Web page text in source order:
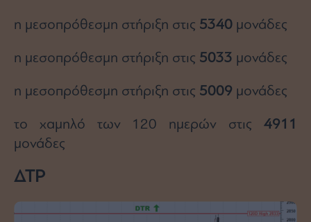
η μεσοπρόθεσμη στήριξη στις 5340 μονάδες
η μεσοπρόθεσμη στήριξη στις 5033 μονάδες
η μεσοπρόθεσμη στήριξη στις 5009 μονάδες
το χαμηλό των 120 ημερών στις 4911
μονάδες
ΔΤΡ